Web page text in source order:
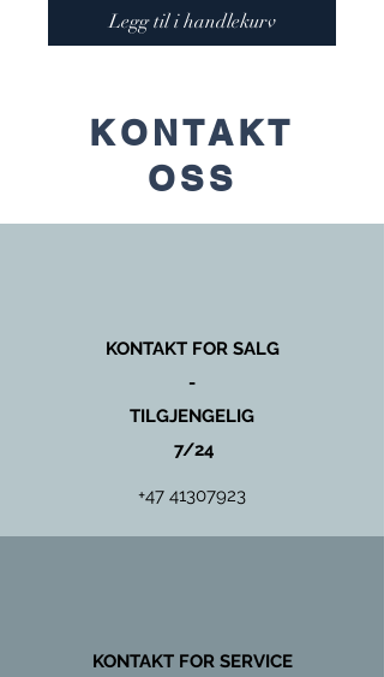
Legg til i handlekurv
KONTAKT
OSS
KONTAKT FOR SALG
-
TILGJENGELIG
7/24
+47 41307923
KONTAKT FOR SERVICE